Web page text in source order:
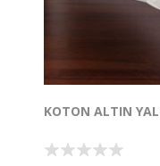
KOTON ALTIN